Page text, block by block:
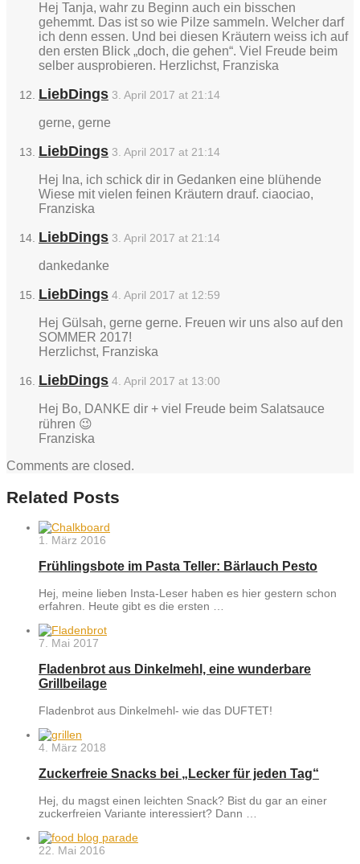
Hej Tanja, wahr zu Beginn auch ein bisschen
gehemmt. Das ist so wie Pilze sammeln. Welcher darf
ich denn essen. Und bei diesen Kräutern weiss ich auf
den ersten Blick „doch, die gehen“. Viel Freude beim
selber ausprobieren. Herzlichst, Franziska
LiebDings 3. April 2017 at 21:14
gerne, gerne
LiebDings 3. April 2017 at 21:14
Hej Ina, ich schick dir in Gedanken eine blühende
Wiese mit vielen feinen Kräutern drauf. ciaociao,
Franziska
LiebDings 3. April 2017 at 21:14
dankedanke
LiebDings 4. April 2017 at 12:59
Hej Gülsah, gerne gerne. Freuen wir uns also auf den
SOMMER 2017!
Herzlichst, Franziska
LiebDings 4. April 2017 at 13:00
Hej Bo, DANKE dir + viel Freude beim Salatsauce
rühren 😉
Franziska
Comments are closed.
Related Posts
1. März 2016
Frühlingsbote im Pasta Teller: Bärlauch Pesto
Hej, meine lieben Insta-Leser haben es hier gestern schon
erfahren. Heute gibt es die ersten …
7. Mai 2017
Fladenbrot aus Dinkelmehl, eine wunderbare
Grillbeilage
Fladenbrot aus Dinkelmehl- wie das DUFTET!
4. März 2018
Zuckerfreie Snacks bei „Lecker für jeden Tag“
Hej, du magst einen leichten Snack? Bist du gar an einer
zuckerfreien Variante interessiert? Dann …
22. Mai 2016